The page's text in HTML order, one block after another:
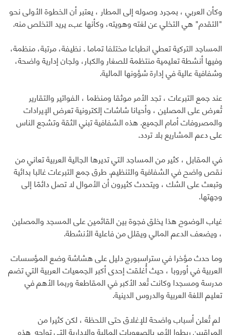
وكأن العربي ، بمجرد وصوله إلى المطار ، يعتبر أن الخطوة الأولى نحو
"التقدم" هي التخلي عن لغته وهويته، وكأنها عبء يريد التخلص منه.
المساجد التركية تعطي انطباعا مختلفا تماما . نظيفة، مرتبة، منظمة،
وفيها أنشطة تعليمية منتظمة للصغار والكبار، ولجان إدارية واضحة،
وشفافية عالية في إدارة شؤونها المالية.
عند جمع التبرعات ، تجد الأمر موثقا ومنظما ، الفواتير والتقارير
تُعرض على المصلين ، وأحيانا شاشات إلكترونية تعرض الإيرادات
والمصروفات أمام الجميع. هذه الشفافية تبني الثقة وتشجع الناس
على دعم المشاريع بلا تردد.
في المقابل ، كثير من المساجد التي تديرها الجالية العربية تعاني من
نقص واضح في الشفافية والتنظيم. طرق جمع التبرعات غالبا بدائية
وتبعث على الشك ، ويتحدث كثيرون أن الأموال لا تصل دائمًا إلى
وجهتها.
غياب الوضوح هذا يخلق فجوة بين القائمين على المسجد والمصلين
، ويضعف الدعم المالي ويقلل من فاعلية الأنشطة.
وما حدث مؤخرا في ستراسبورج دليل على هشاشة وضع المؤسسات
العربية في أوروبا ، حيث أُغلقت إحدى أكبر الجمعيات العربية التي تضم
مدرسة ومسجدا وكانت تُعد الأكبر في المقاطعة وربما الأهم في
تعليم اللغة العربية والدروس الدينية.
لم تُعلن أسباب واضحة للإغلاق حتى اللحظة ، لكن كثيرا من
المراقبين ربطوا الأمر بالصعوبات المالية والإدارية التي تواجه هذه